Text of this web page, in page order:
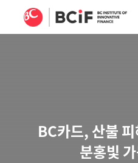
BCIF
BC카드, 산불
분홍빛